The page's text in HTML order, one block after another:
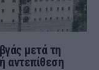
μετά τη
αντεπίθεση